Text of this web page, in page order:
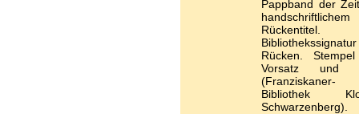
Pappband der
handschriftlichem
Rückentitel.
Rücken.
Vorsatz und
(Franziskaner-
Bibliothek
Schwarzenberg).